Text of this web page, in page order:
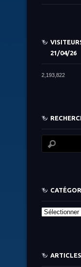
21/04/26
2,193,822
Catégories